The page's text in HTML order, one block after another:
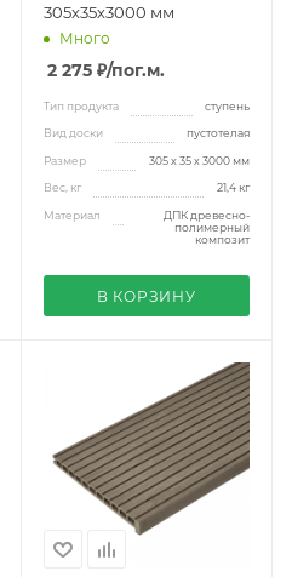
305х35х3000 мм
Много
2 275 ₽/пог.м.
Тип продукта ступень
Вид доски пустотелая
Размер 305 х 35 х 3000 мм
Вес, кг 21,4 кг
Материал
ДПК древесно-
полимерный
композит
В КОРЗИНУ